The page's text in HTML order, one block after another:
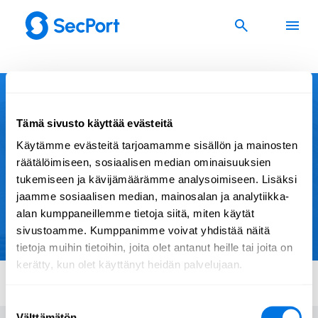
Tämä sivusto käyttää evästeitä
Käytämme evästeitä tarjoamamme sisällön ja mainosten
räätälöimiseen, sosiaalisen median ominaisuuksien
tukemiseen ja kävijämäärämme analysoimiseen. Lisäksi
jaamme sosiaalisen median, mainosalan ja analytiikka-
alan kumppaneillemme tietoja siitä, miten käytät
sivustoamme. Kumppanimme voivat yhdistää näitä
tietoja muihin tietoihin, joita olet antanut heille tai joita on
kerätty, kun olet käyttänyt heidän palvelujaan.
sisältöön
Hei! Tervetuloa profiilisivullesi. Tekemäsi valinnat
vaikuttavat koulutus- ja kurssisuosituksiin, joita
tarjoamme sinulle. Kannattaa siis käydä täällä aina
silloin tällöin tutustumassa uusiin tapoihin muokata
profiiliasi. Näin voit varmistaa, että
käyttäjäkokemuksesi SecPortissa on räätälöity
kiinnostuksesi ja tarpeidesi mukaan.